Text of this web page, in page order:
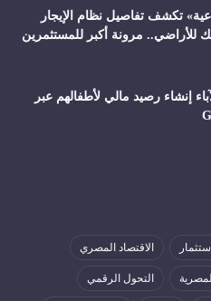
تكشف تفاصيل نظام الإيجار
للأراضي.. مرونة أكبر للمستثمرين
إنشاء رصيد مالي لأطفالهم عبر
الاقتصاد المصري
التحول الرقمي